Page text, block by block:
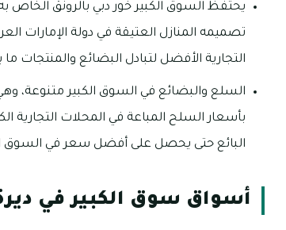
يحتفظ السوق الكبير خور دبي بالرونق
تصميمه المنازل العتيقة في دولة الإمارات
التجارية الأفضل لتبادل البضائع والمنتجات
السلع والبضائع في السوق الكبير متنوعة،
بأسعار السلح المباعة في المحلات التجارية
البائع حتى يحصل على أفضل سعر في السوق
أسواق سوق الكبير في